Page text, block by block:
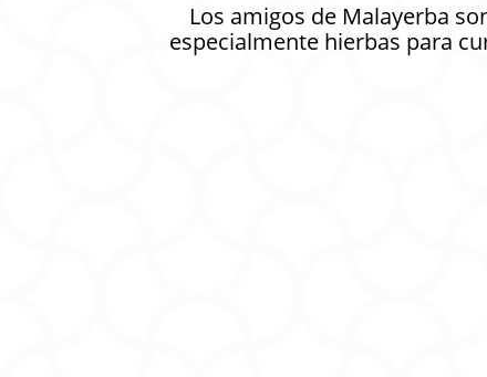
Los amigos de Malayerba
especialmente hierbas para